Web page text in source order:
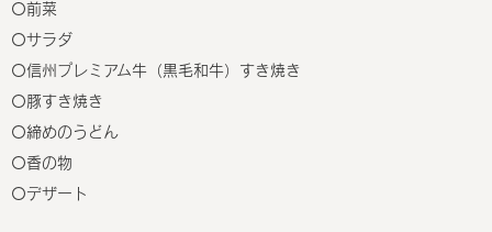
〇前菜
〇サラダ
〇信州プレミアム牛（黒毛和牛）すき焼き
〇豚すき焼き
〇締めのうどん
〇香の物
〇デザート